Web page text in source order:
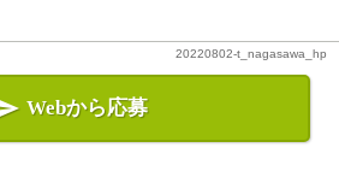
20220802-t_nagasawa_hp
Webから応募